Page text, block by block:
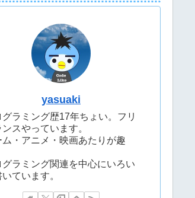
yasuaki
グラミング歴17年ちょい。フリ
ンスやっています。
ム・アニメ・映画あたりが趣
グラミング関連を中心にいろい
ています。